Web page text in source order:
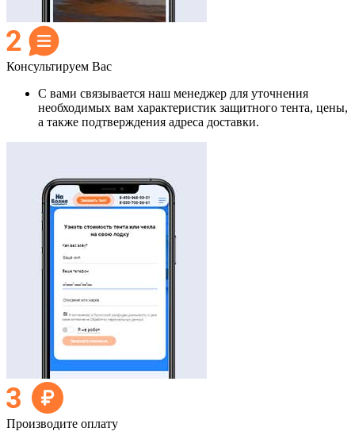
Консультируем Вас
С вами связывается наш менеджер для уточнения
необходимых вам характеристик защитного тента, цены,
а также подтверждения адреса доставки.
Производите оплату